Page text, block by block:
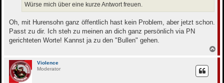
Würse mich über eine kurze Antwort freuen.
Oh, mit Hurensohn ganz öffentlich hast kein Problem, aber jetzt schon.
Passt zu dir. Ich steh zu meinen an dich ganz persönlich via PN
gerichteten Worte! Kannst ja zu den "Bullen" gehen.
a
Violence
Moderator